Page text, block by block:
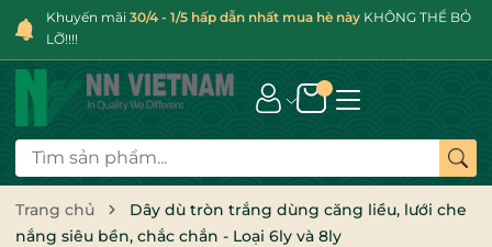
Khuyến mãi 30/4 - 1/5 hấp dẫn nhất mua hè này KHÔNG THỂ BỎ
LỠ!!!!
Trang chủ
Dây dù tròn trắng dùng căng liều, lưới che
nắng siêu bền, chắc chắn - Loại 6ly và 8ly